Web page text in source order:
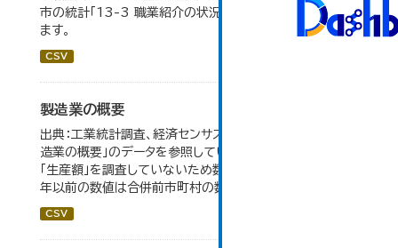
市の統計「13-3 職業紹介の状況」のデータを参照してい
ます。
CSV
製造業の概要
出典：工業統計調査、経済センサス。 大仙市の統計「5-7 製
造業の概要」のデータを参照しています。 2007年以前は
「生産額」を調査していないため数値はありません。 2004
年以前の数値は合併前市町村の数値を合算したものです。
CSV